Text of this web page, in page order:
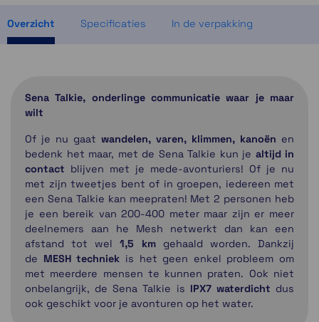
Overzicht Specificaties In de verpakking
Sena Talkie, onderlinge communicatie waar je maar
wilt
Of je nu gaat wandelen, varen, klimmen, kanoën en
bedenk het maar, met de Sena Talkie kun je altijd in
contact blijven met je mede-avonturiers! Of je nu
met zijn tweetjes bent of in groepen, iedereen met
een Sena Talkie kan meepraten! Met 2 personen heb
je een bereik van 200-400 meter maar zijn er meer
deelnemers aan he Mesh netwerkt dan kan een
afstand tot wel1,5 kmgehaald worden. Dankzij
de MESH techniek is het geen enkel probleem om
met meerdere mensen te kunnen praten. Ook niet
onbelangrijk, de Sena Talkie is IPX7 waterdicht dus
ook geschikt voor je avonturen op het water.